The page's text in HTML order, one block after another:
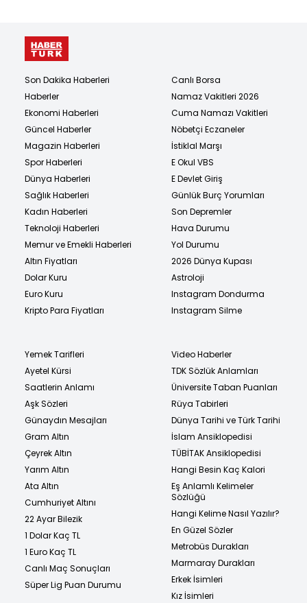
Son Dakika Haberleri
Haberler
Ekonomi Haberleri
Güncel Haberler
Magazin Haberleri
Spor Haberleri
Dünya Haberleri
Sağlık Haberleri
Kadın Haberleri
Teknoloji Haberleri
Memur ve Emekli Haberleri
Altın Fiyatları
Dolar Kuru
Euro Kuru
Kripto Para Fiyatları
Canlı Borsa
Namaz Vakitleri 2026
Cuma Namazı Vakitleri
Nöbetçi Eczaneler
İstiklal Marşı
E Okul VBS
E Devlet Giriş
Günlük Burç Yorumları
Son Depremler
Hava Durumu
Yol Durumu
2026 Dünya Kupası
Astroloji
Instagram Dondurma
Instagram Silme
Yemek Tarifleri
Ayetel Kürsi
Saatlerin Anlamı
Aşk Sözleri
Günaydın Mesajları
Gram Altın
Çeyrek Altın
Yarım Altın
Ata Altın
Cumhuriyet Altını
22 Ayar Bilezik
1 Dolar Kaç TL
1 Euro Kaç TL
Canlı Maç Sonuçları
Süper Lig Puan Durumu
Video Haberler
TDK Sözlük Anlamları
Üniversite Taban Puanları
Rüya Tabirleri
Dünya Tarihi ve Türk Tarihi
İslam Ansiklopedisi
TÜBİTAK Ansiklopedisi
Hangi Besin Kaç Kalori
Eş Anlamlı Kelimeler
Sözlüğü
Hangi Kelime Nasıl Yazılır?
En Güzel Sözler
Metrobüs Durakları
Marmaray Durakları
Erkek İsimleri
Kız İsimleri